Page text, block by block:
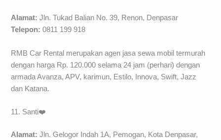
Alamat: Jln. Tukad Balian No. 39, Renon, Denpasar
Telepon: 0811 199 918
RMB Car Rental merupakan agen jasa sewa mobil termurah
dengan harga Rp. 120.000 selama 24 jam (perhari) dengan
armada Avanza, APV, karimun, Estilo, Innova, Swift, Jazz
dan Katana.
11. Santi❤️
Alamat: Jln. Gelogor Indah 1A, Pemogan, Kota Denpasar,